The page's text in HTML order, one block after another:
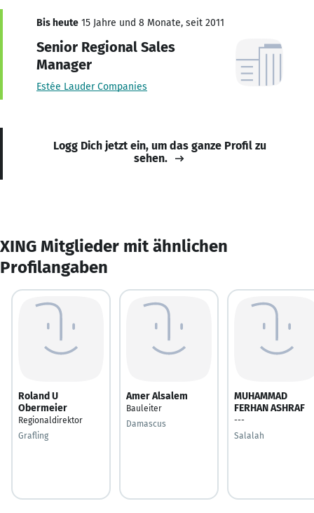
Bis heute 15 Jahre und 8 Monate, seit 2011
Senior Regional Sales
Manager
Estée Lauder Companies
Logg Dich jetzt ein, um das ganze Profil zu
sehen.
XING Mitglieder mit ähnlichen
Profilangaben
Roland U
Obermeier
Regionaldirektor
Grafling
Amer Alsalem
Bauleiter
Damascus
MUHAMMAD
FERHAN ASHRAF
---
Salalah